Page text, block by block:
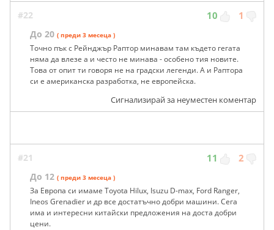
#22 10 1
До 20 ( преди 3 месеца )
Точно пък с Рейнджър Раптор минавам там където гегата
няма да влезе а и често не минава - особено тия новите.
Това от опит ти говоря не на градски легенди. А и Раптора
си е американска разработка, не европейска.
Сигнализирай за неуместен коментар
#21 11 2
До 12 ( преди 3 месеца )
За Европа си имаме Toyota Hilux, Isuzu D-max, Ford Ranger,
Ineos Grenadier и др все достатъчно добри машини. Сега
има и интересни китайски предложения на доста добри
цени.